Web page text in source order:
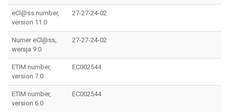
eCl@ss number,
version 11.0
27-27-24-02
Numer eCl@ss,
wersja 9.0
27-27-24-02
ETIM number,
version 7.0
EC002544
ETIM number,
version 6.0
EC002544